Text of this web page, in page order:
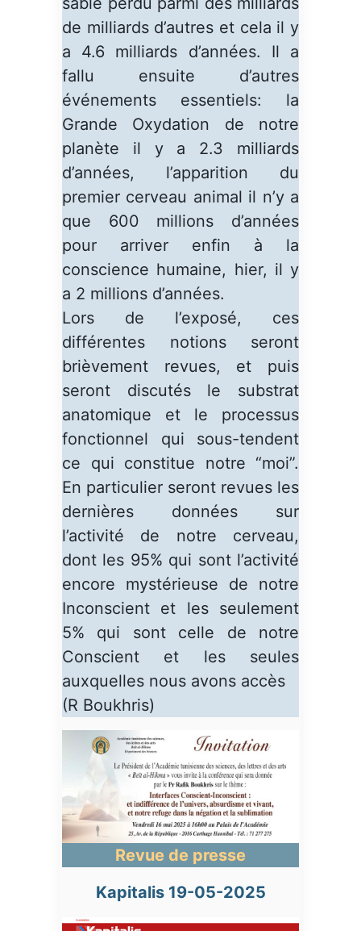
de milliards d’autres et cela il y
a 4.6 milliards d’années. Il a
fallu ensuite d’autres
événements essentiels: la
Grande Oxydation de notre
planète il y a 2.3 milliards
d’années, l’apparition du
premier cerveau animal il n’y a
que 600 millions d’années
pour arriver enfin à la
conscience humaine, hier, il y
a 2 millions d’années.
Lors de l’exposé, ces
différentes notions seront
brièvement revues, et puis
seront discutés le substrat
anatomique et le processus
fonctionnel qui sous-tendent
ce qui constitue notre “moi”.
En particulier seront revues les
dernières données sur
l’activité de notre cerveau,
dont les 95% qui sont l’activité
encore mystérieuse de notre
Inconscient et les seulement
5% qui sont celle de notre
Conscient et les seules
auxquelles nous avons accès
(R Boukhris)
Revue de presse
Kapitalis 19-05-2025